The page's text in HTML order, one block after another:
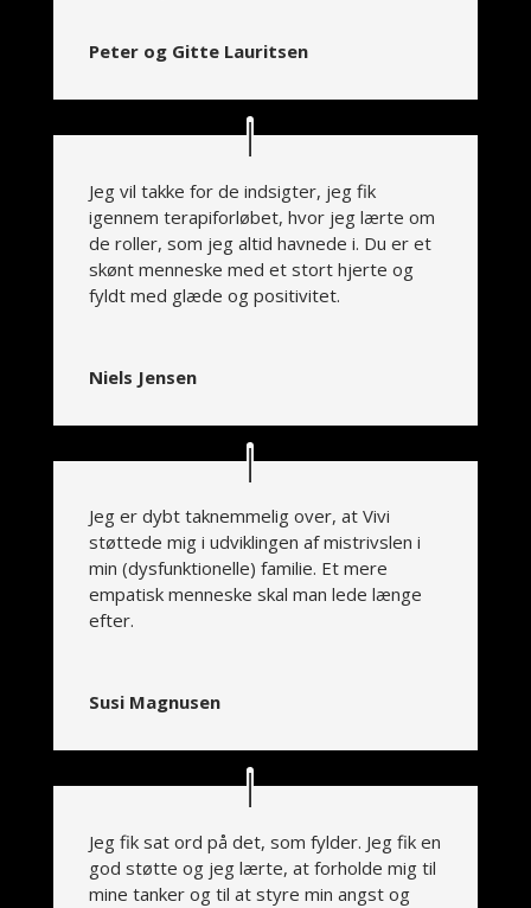
Peter og Gitte Lauritsen
Jeg vil takke for de indsigter, jeg fik
igennem terapiforløbet, hvor jeg lærte om
de roller, som jeg altid havnede i. Du er et
skønt menneske med et stort hjerte og
fyldt med glæde og positivitet.
Niels Jensen
Jeg er dybt taknemmelig over, at Vivi
støttede mig i udviklingen af mistrivslen i
min (dysfunktionelle) familie. Et mere
empatisk menneske skal man lede længe
efter.
Susi Magnusen
Jeg fik sat ord på det, som fylder. Jeg fik en
god støtte og jeg lærte, at forholde mig til
mine tanker og til at styre min angst og